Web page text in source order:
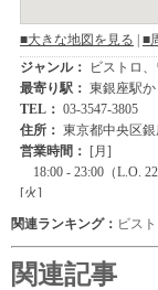
関連ランキング： ビス
関連記事